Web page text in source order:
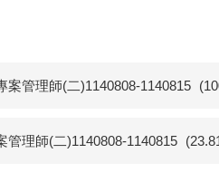
案管理師(二)1140808-1140815
管理師(二)1140808-1140815